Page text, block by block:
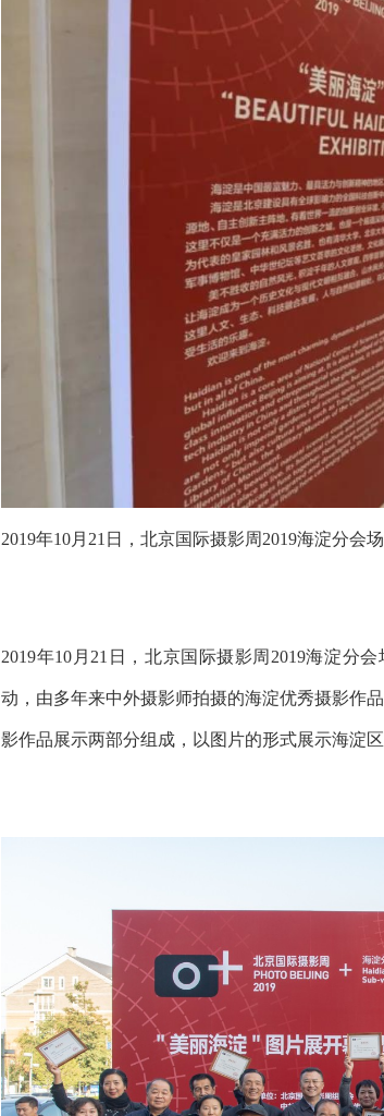
2019年10月21日，北京国际摄影周2019海淀分
2019年10月21日，北京国际摄影周2019海淀分
动，由多年来中外摄影师拍摄的海淀优秀摄影作
影作品展示两部分组成，以图片的形式展示海淀